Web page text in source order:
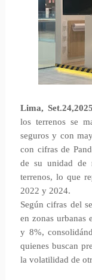
Lima,
los terrenos se
seguros y con
con cifras de
de su unidad de
terrenos, lo que
2022 y 2024.
Según cifras del
en zonas urbanas
y 8%,
quienes buscan
la volatilidad de